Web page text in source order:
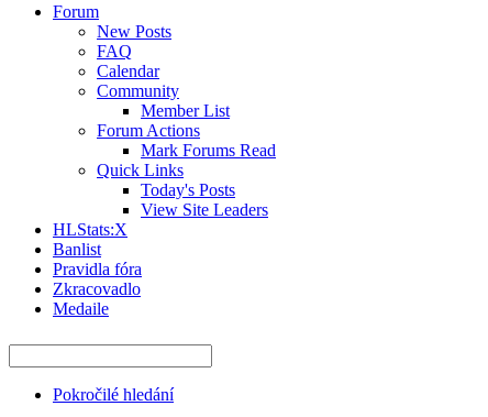
Forum
New Posts
FAQ
Calendar
Community
Member List
Forum Actions
Mark Forums Read
Quick Links
Today's Posts
View Site Leaders
HLStats:X
Banlist
Pravidla fóra
Zkracovadlo
Medaile
Pokročilé hledání